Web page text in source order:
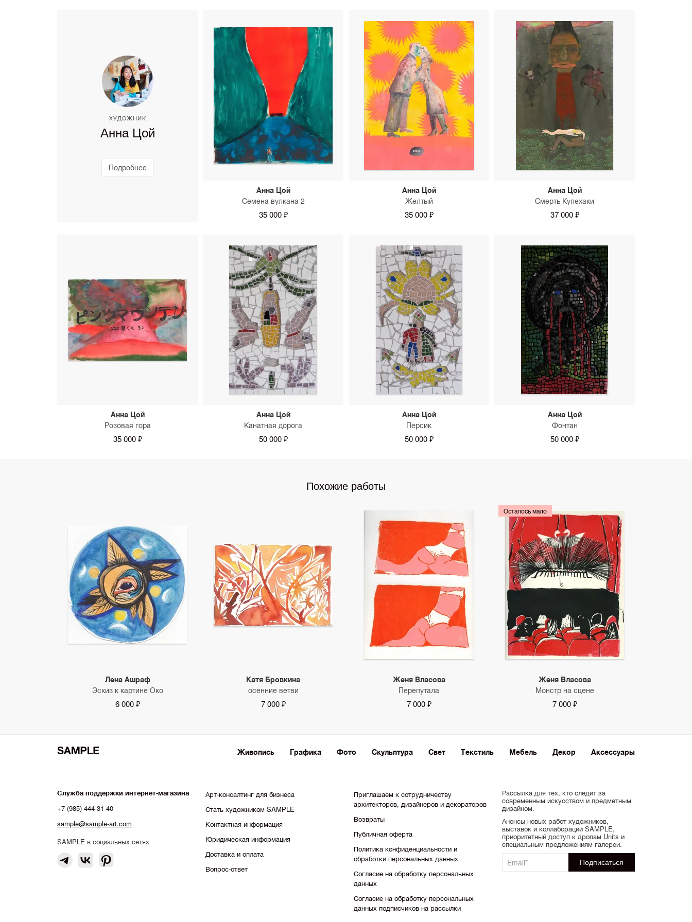
ХУДОЖНИК
Анна Цой
Подробнее
Анна Цой
Семена вулкана 2
35 000 ₽
Анна Цой
Желтый
35 000 ₽
Анна Цой
Смерть Купехаки
37 000 ₽
Анна Цой
Розовая гора
35 000 ₽
Анна Цой
Канатная дорога
50 000 ₽
Анна Цой
Персик
50 000 ₽
Анна Цой
Фонтан
50 000 ₽
Похожие работы
Лена Ашраф
Эскиз к картине Око
6 000 ₽
Катя Бровкина
осенние ветви
7 000 ₽
Женя Власова
Перепутала
7 000 ₽
Осталось мало
Женя Власова
Монстр на сцене
7 000 ₽
Живопись Графика Фото Скульптура Свет Текстиль Мебель Декор Аксессуары
Служба поддержки интернет-магазина
+7 (985) 444-31-40
sample@sample-art.com
SAMPLE в социальных сетях
Арт-консалтинг для бизнеса
Стать художником SAMPLE
Контактная информация
Юридическая информация
Доставка и оплата
Вопрос-ответ
Приглашаем к сотрудничеству
архитекторов, дизайнеров и декораторов
Возвраты
Публичная оферта
Политика конфиденциальности и
обработки персональных данных
Согласие на обработку персональных
данных
Согласие на обработку персональных
данных подписчиков на рассылки
Рассылка для тех, кто следит за
современным искусством и предметным
дизайном.
Анонсы новых работ художников,
выставок и коллабораций SAMPLE,
приоритетный доступ к дропам Units и
специальным предложениям галереи.